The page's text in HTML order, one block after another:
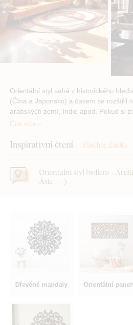
Orientální styl sahá z historického
(Čína a Japonsko) a časem se rozšířil
arabských zemí, Indie apod. Pokud si
Číst více
Inspirativní čtení Všechny články
Orientální styl bydlení –
Asie
Dřevěné mandaly Orientální